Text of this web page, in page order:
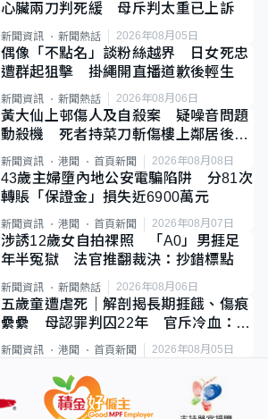
心臟兩刀判死緩 母斥判太重已上訴
新聞資訊 新聞熱話 2026年08月05日
偶像「不點名」談粉絲越界 日女死忠
遭群起狙擊 掛繩開直播道歉後輕生
新聞資訊 新聞熱話 2026年08月06日
黃大仙上邨傷人及自殺案 疑噪音問題
動殺機 死者持菜刀斬傷樓上鄰居後墮
斃
新聞資訊 港聞 首頁新聞 2026年08月08日
43歲主婦墮內地公安電騙陷阱 分81次
轉賬「保證金」損失近6900萬元
新聞資訊 港聞 首頁新聞 2026年08月07日
涉誘12歲女自拍祼照 「A0」男捱足
年半冤獄 法官推翻裁決：抄錯標點
新聞資訊 新聞熱話 2026年08月06日
五歲童遭虐死｜解剖揭長期捱餓、傷痕
纍纍 母認罪判囚22年 官斥冷血：同
類案最惡劣
新聞資訊 港聞 首頁新聞 2026年08月05日